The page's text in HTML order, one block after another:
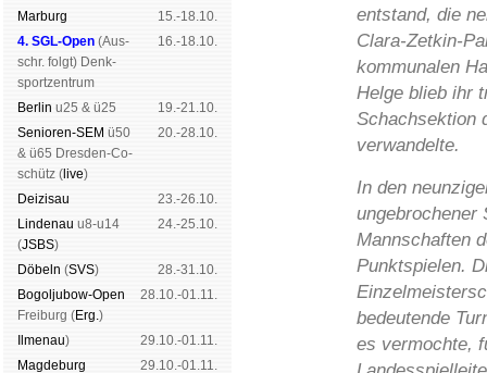
Mar­burg
15.-18.10.
4. SGL-Open (Aus­
schr. folgt) Denk­
sport­zen­trum
16.-18.10.
Ber­lin u25 & ü25
19.-21.10.
Senioren-SEM ü50
& ü65 Dres­den-Co­
schütz ( live)
20.-28.10.
Dei­zi­sau
23.-26.10.
Lin­de­nau u8-u14
(JSBS)
24.-25.10.
Dö­beln (SVS)
28.-31.10.
Bogoljubow-Open
Frei­burg (Erg.)
28.10.-01.11.
Il­me­nau)
29.10.-01.11.
Mag­de­burg
29.10.-01.11.
entstand, die
Clara-Zetkin-
kommunalen
Helge blieb ihr
Schachsektion
verwandelte.
In den
ungebrochener
Mannschaften
Punktspielen.
bedeutende
es vermochte,